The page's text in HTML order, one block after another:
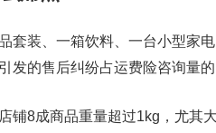
套装、一箱饮料、一台小型家
发的售后纠纷占运费险咨询量的
铺8成商品重量超过1kg，尤其